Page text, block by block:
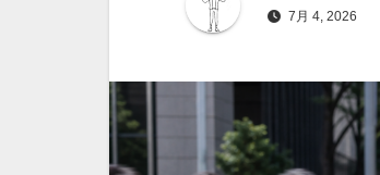
7月 4, 2026